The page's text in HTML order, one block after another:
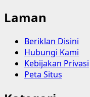
Laman
Beriklan Disini
Hubungi Kami
Kebijakan Privasi
Peta Situs